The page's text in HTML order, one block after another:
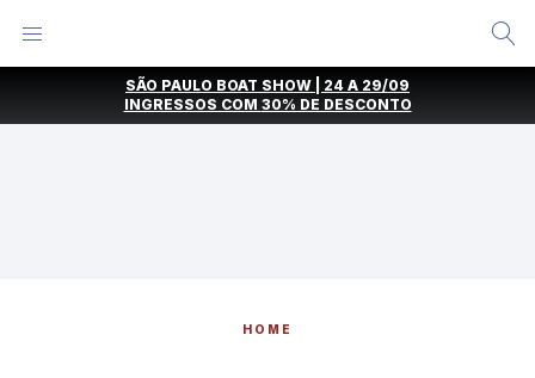
SÃO PAULO BOAT SHOW | 24 A 29/09
INGRESSOS COM 30% DE DESCONTO
HOME